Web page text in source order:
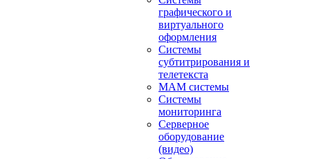
графического и
виртуального
оформления
Системы
субтитрирования и
телетекста
MAM системы
Системы
мониторинга
Серверное
оборудование
(видео)